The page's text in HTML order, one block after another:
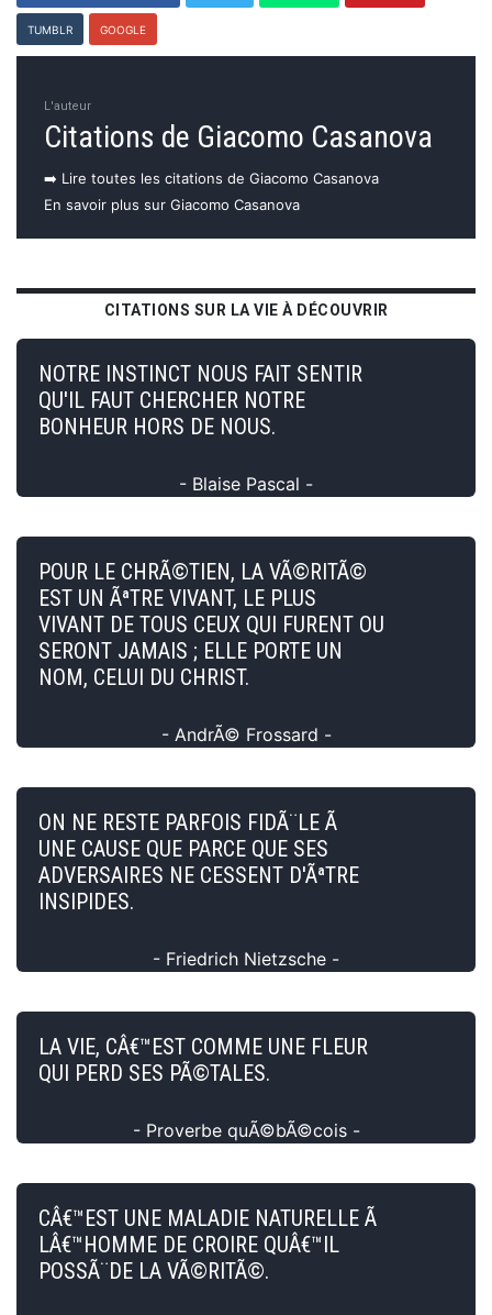
TUMBLR GOOGLE
L'auteur
Citations de Giacomo Casanova
➡️ Lire toutes les citations de Giacomo Casanova
En savoir plus sur Giacomo Casanova
CITATIONS SUR LA VIE À DÉCOUVRIR
NOTRE INSTINCT NOUS FAIT SENTIR
QU'IL FAUT CHERCHER NOTRE
BONHEUR HORS DE NOUS.
- Blaise Pascal -
POUR LE CHRÃ©TIEN, LA VÃ©RITÃ©
EST UN ÃªTRE VIVANT, LE PLUS
VIVANT DE TOUS CEUX QUI FURENT OU
SERONT JAMAIS ; ELLE PORTE UN
NOM, CELUI DU CHRIST.
- AndrÃ© Frossard -
ON NE RESTE PARFOIS FIDÃ¨LE Ã
UNE CAUSE QUE PARCE QUE SES
ADVERSAIRES NE CESSENT D'ÃªTRE
INSIPIDES.
- Friedrich Nietzsche -
LA VIE, CÂ€™EST COMME UNE FLEUR
QUI PERD SES PÃ©TALES.
- Proverbe quÃ©bÃ©cois -
CÂ€™EST UNE MALADIE NATURELLE Ã
LÂ€™HOMME DE CROIRE QUÂ€™IL
POSSÃ¨DE LA VÃ©RITÃ©.